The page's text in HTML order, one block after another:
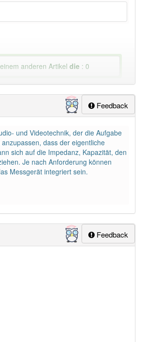
anderen Artikeldie : 0
Feedback
und Videotechnik, der die Aufgabe
dass der eigentliche
sich auf die Impedanz, Kapazität, den
Je nach Anforderung können
Messgerät integriert sein.
Feedback